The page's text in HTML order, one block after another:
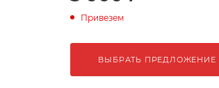
Привезем
ВЫБРАТЬ ПРЕДЛОЖЕНИЕ